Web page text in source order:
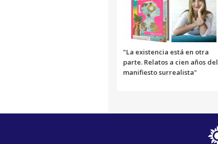
"La existencia está en otra
parte. Relatos a cien años del
manifiesto surrealista"